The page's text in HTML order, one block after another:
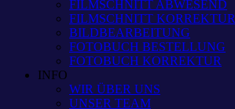
FILMSCHNITT ABWESEND
FILMSCHNITT KORREKTUR
BILDBEARBEITUNG
FOTOBUCH BESTELLUNG
FOTOBUCH KORREKTUR
INFO
WIR ÜBER UNS
UNSER TEAM